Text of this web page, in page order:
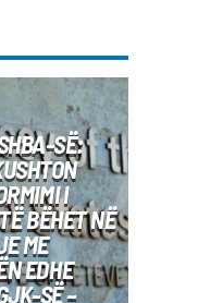
Mesazh
SË:
I
BËHET NË
ME
EDHE
SË –